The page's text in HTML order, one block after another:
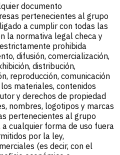
documento
pertenecientes al grupo
a cumplir con todas las
la normativa legal checa y
prohibida
difusión, comercialización,
distribución,
reproducción, comunicación
materiales, contenidos
y derechos de propiedad
nombres, logotipos y marcas
pertenecientes al grupo
a cualquier forma de uso fuera
por la ley,
(es decir, con el